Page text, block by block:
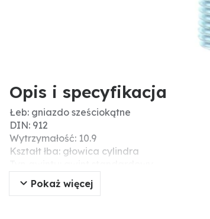
Opis i specyfikacja
Łeb: gniazdo sześciokątne
DIN: 912
Wytrzymałość: 10.9
Kształt łba: głowica cylindra
Typ: śruby z łbem walcowym
Ø D (mm): 3
Pokaż więcej